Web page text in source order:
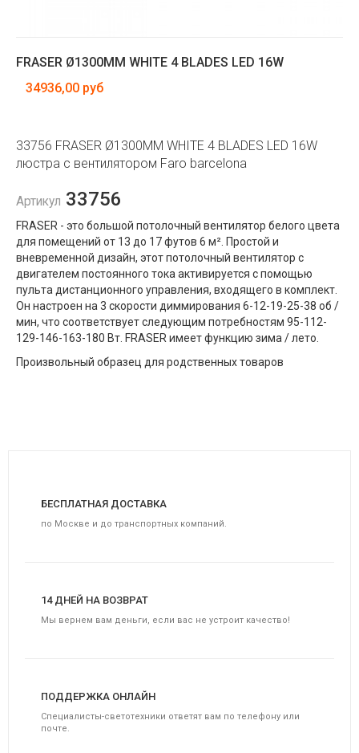
FRASER Ø1300MM WHITE 4 BLADES LED 16W
34936,00 руб
33756 FRASER Ø1300MM WHITE 4 BLADES LED 16W
люстра с вентилятором Faro barcelona
Артикул 33756
FRASER - это большой потолочный вентилятор белого цвета
для помещений от 13 до 17 футов 6 м². Простой и
вневременной дизайн, этот потолочный вентилятор с
двигателем постоянного тока активируется с помощью
пульта дистанционного управления, входящего в комплект.
Он настроен на 3 скорости диммирования 6-12-19-25-38 об /
мин, что соответствует следующим потребностям 95-112-
129-146-163-180 Вт. FRASER имеет функцию зима / лето.
Произвольный образец для родственных товаров
БЕСПЛАТНАЯ ДОСТАВКА
по Москве и до транспортных компаний.
14 ДНЕЙ НА ВОЗВРАТ
Мы вернем вам деньги, если вас не устроит качество!
ПОДДЕРЖКА ОНЛАЙН
Специалисты-светотехники ответят вам по телефону или
почте.